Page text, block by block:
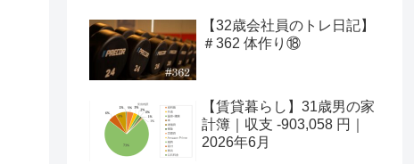
【32歳会社員のトレ日記】
＃362 体作り⑱
【賃貸暮らし】31歳男の家
計簿｜収支 -903,058 円｜
2026年6月